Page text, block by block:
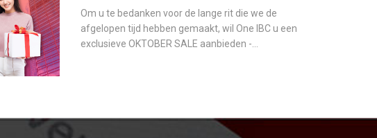
Om u te bedanken voor de lange rit die we de
afgelopen tijd hebben gemaakt, wil One IBC u een
exclusieve OKTOBER SALE aanbieden -